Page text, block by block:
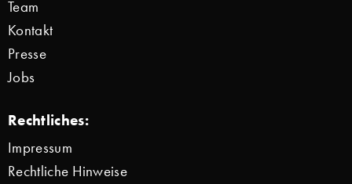
Team
Kontakt
Presse
Jobs
Rechtliches:
Impressum
Rechtliche Hinweise